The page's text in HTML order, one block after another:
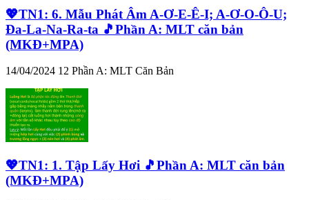
💖TN1: 6. Mẫu Phát Âm A-Ơ-E-Ê-I; A-Ơ-O-Ô-U;
Đa-La-Na-Ra-ta 🎵Phần A: MLT căn bản
(MKĐ+MPA)
14/04/2024 12 Phần A: MLT Căn Bản
💖TN1: 1. Tập Lấy Hơi 🎵Phần A: MLT căn bản
(MKĐ+MPA)